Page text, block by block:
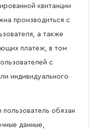
квитанции
производиться с
а также
платеж, в том
с
индивидуального
обязан
данные,